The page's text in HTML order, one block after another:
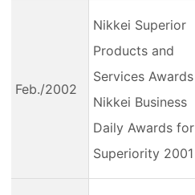
Feb./2002
Nikkei Superior
Products and
Services Awards
Nikkei Business
Daily Awards for
Superiority 2001